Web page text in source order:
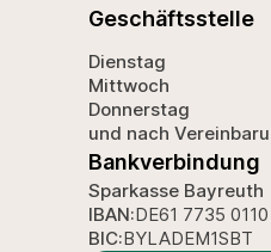
Geschäftsstelle
Dienstag
Mittwoch
Donnerstag
und nach
Bankverbindung
Sparkasse Bayreuth
IBAN:DE61 7735
BIC:BYLADEM1SBT